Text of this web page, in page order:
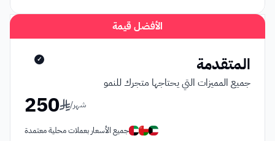
الأفضل قيمة
المتقدمة ✓
جميع المميزات التي يحتاجها متجرك للنمو
شهر/
250
جميع الأسعار بعملات محلية معتمدة